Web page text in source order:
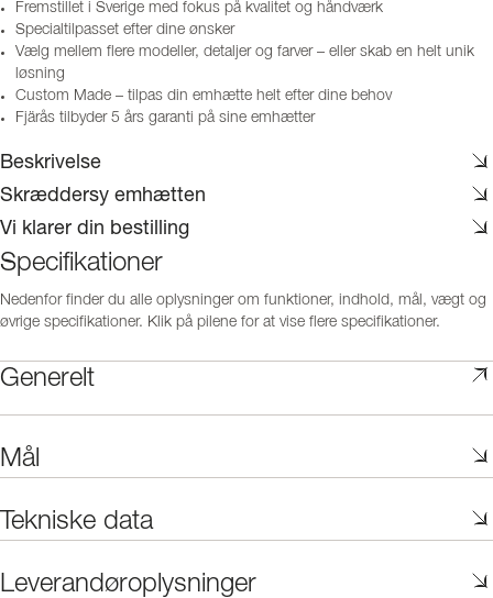
Fremstillet i Sverige med fokus på kvalitet og håndværk
Specialtilpasset efter dine ønsker
Vælg mellem flere modeller, detaljer og farver – eller skab en helt unik
løsning
Custom Made – tilpas din emhætte helt efter dine behov
Fjärås tilbyder 5 års garanti på sine emhætter
Beskrivelse
Skræddersy emhætten
Vi klarer din bestilling
Specifikationer
Nedenfor finder du alle oplysninger om funktioner, indhold, mål, vægt og
øvrige specifikationer. Klik på pilene for at vise flere specifikationer.
Generelt
Mål
Tekniske data
Leverandøroplysninger